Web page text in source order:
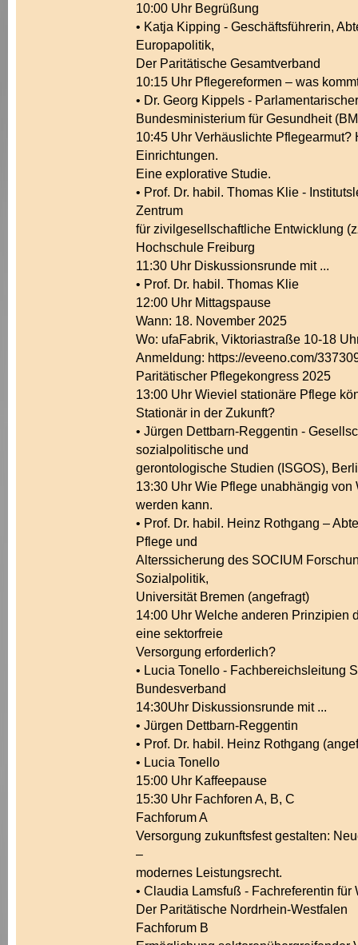
10:00 Uhr Begrüßung
• Katja Kipping - Geschäftsführerin,
Europapolitik,
Der Paritätische Gesamtverband
10:15 Uhr Pflegereformen – was
• Dr. Georg Kippels -
Bundesministerium für Gesundheit
10:45 Uhr Verhäuslichte
Einrichtungen.
Eine explorative Studie.
• Prof. Dr. habil. Thomas Klie -
Zentrum
für zivilgesellschaftliche Entwicklung
Hochschule Freiburg
11:30 Uhr Diskussionsrunde mit ...
• Prof. Dr. habil. Thomas Klie
12:00 Uhr Mittagspause
Wann: 18. November 2025
Wo: ufaFabrik, Viktoriastraße 10-18
Anmeldung: https://eveeno.com/
Paritätischer Pflegekongress 2025
13:00 Uhr Wieviel stationäre Pflege
Stationär in der Zukunft?
• Jürgen Dettbarn-Reggentin -
sozialpolitische und
gerontologische Studien (ISGOS),
13:30 Uhr Wie Pflege unabhängig
werden kann.
• Prof. Dr. habil. Heinz Rothgang –
Pflege und
Alterssicherung des SOCIUM
Sozialpolitik,
Universität Bremen (angefragt)
14:00 Uhr Welche anderen Prinzipien
eine sektorfreie
Versorgung erforderlich?
• Lucia Tonello - Fachbereichsleitung
Bundesverband
14:30Uhr Diskussionsrunde mit ...
• Jürgen Dettbarn-Reggentin
• Prof. Dr. habil. Heinz Rothgang
• Lucia Tonello
15:00 Uhr Kaffeepause
15:30 Uhr Fachforen A, B, C
Fachforum A
Versorgung zukunftsfest gestalten:
–
modernes Leistungsrecht.
• Claudia Lamsfuß - Fachreferentin für
Der Paritätische Nordrhein-Westfalen
Fachforum B